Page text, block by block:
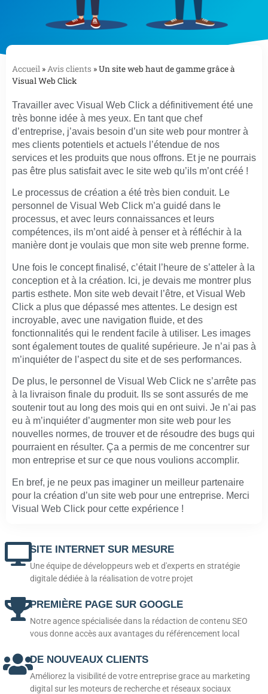
Accueil »Avis clients »Un site web haut de gamme grâce à
Visual Web Click
Travailler avec Visual Web Click a définitivement été une
très bonne idée à mes yeux. En tant que chef
d’entreprise, j’avais besoin d’un site web pour montrer à
mes clients potentiels et actuels l’étendue de nos
services et les produits que nous offrons. Et je ne pourrais
pas être plus satisfait avec le site web qu’ils m’ont créé !
Le processus de création a été très bien conduit. Le
personnel de Visual Web Click m’a guidé dans le
processus, et avec leurs connaissances et leurs
compétences, ils m’ont aidé à penser et à réfléchir à la
manière dont je voulais que mon site web prenne forme.
Une fois le concept finalisé, c’était l’heure de s’atteler à la
conception et à la création. Ici, je devais me montrer plus
partis esthete. Mon site web devait l’être, et Visual Web
Click a plus que dépassé mes attentes. Le design est
incroyable, avec une navigation fluide, et des
fonctionnalités qui le rendent facile à utiliser. Les images
sont également toutes de qualité supérieure. Je n’ai pas à
m’inquiéter de l’aspect du site et de ses performances.
De plus, le personnel de Visual Web Click ne s’arrête pas
à la livraison finale du produit. Ils se sont assurés de me
soutenir tout au long des mois qui en ont suivi. Je n’ai pas
eu à m’inquiéter d’augmenter mon site web pour les
nouvelles normes, de trouver et de résoudre des bugs qui
pourraient en résulter. Ça a permis de me concentrer sur
mon entreprise et sur ce que nous voulions accomplir.
En bref, je ne peux pas imaginer un meilleur partenaire
pour la création d’un site web pour une entreprise. Merci
Visual Web Click pour cette expérience !
SITE INTERNET SUR MESURE
Une équipe de développeurs web et d'experts en stratégie
digitale dédiée à la réalisation de votre projet
PREMIÈRE PAGE SUR GOOGLE
Notre agence spécialisée dans la rédaction de contenu SEO
vous donne accès aux avantages du référencement local
DE NOUVEAUX CLIENTS
Améliorez la visibilité de votre entreprise grace au marketing
digital sur les moteurs de recherche et réseaux sociaux